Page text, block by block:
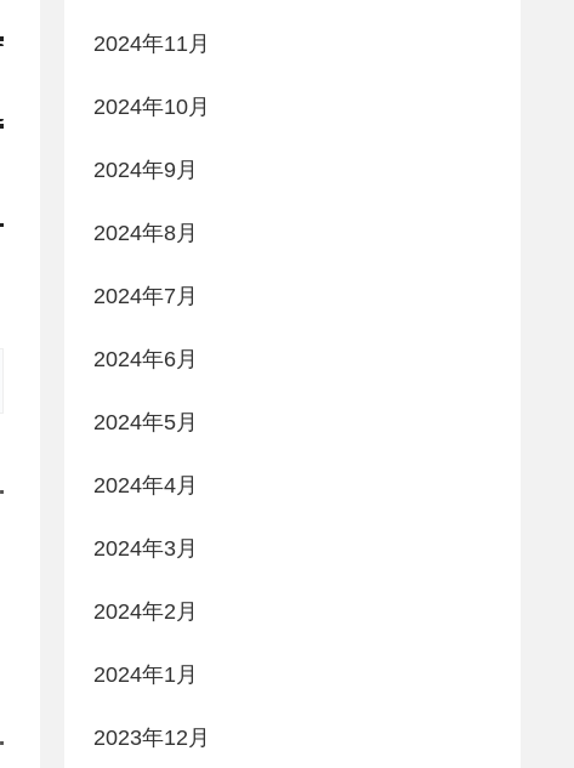
2024年11月
2024年10月
2024年9月
2024年8月
2024年7月
2024年6月
2024年5月
2024年4月
2024年3月
2024年2月
2024年1月
2023年12月